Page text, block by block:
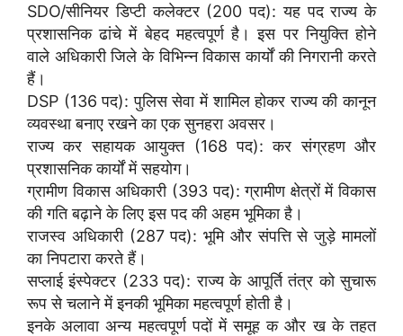
SDO/सीनियर डिप्टी कलेक्टर (200 पद): यह पद राज्य के
प्रशासनिक ढांचे में बेहद महत्वपूर्ण है। इस पर नियुक्ति होने
वाले अधिकारी जिले के विभिन्न विकास कार्यों की निगरानी करते
हैं।
DSP (136 पद): पुलिस सेवा में शामिल होकर राज्य की कानून
व्यवस्था बनाए रखने का एक सुनहरा अवसर।
राज्य कर सहायक आयुक्त (168 पद): कर संग्रहण और
प्रशासनिक कार्यों में सहयोग।
ग्रामीण विकास अधिकारी (393 पद): ग्रामीण क्षेत्रों में विकास
की गति बढ़ाने के लिए इस पद की अहम भूमिका है।
राजस्व अधिकारी (287 पद): भूमि और संपत्ति से जुड़े मामलों
का निपटारा करते हैं।
सप्लाई इंस्पेक्टर (233 पद): राज्य के आपूर्ति तंत्र को सुचारू
रूप से चलाने में इनकी भूमिका महत्वपूर्ण होती है।
इनके अलावा अन्य महत्वपूर्ण पदों में समूह क और ख के तहत